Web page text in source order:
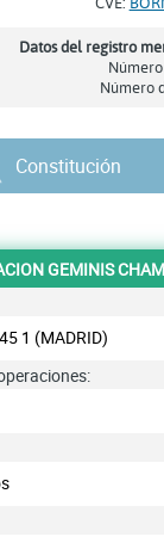
Datos del registro
Número
Constitución
GEMINIS
1 (MADRID)